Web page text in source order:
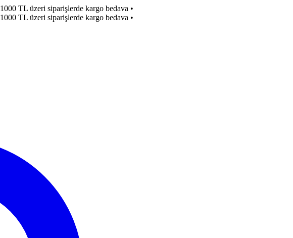
1000 TL üzeri siparişlerde kargo bedava •
1000 TL üzeri siparişlerde kargo bedava •